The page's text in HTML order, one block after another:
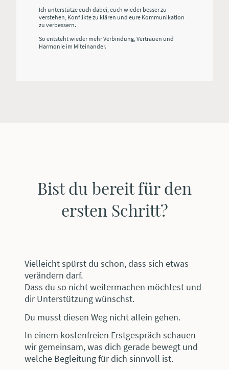
Ich unterstütze euch dabei, euch wieder besser zu
verstehen, Konflikte zu klären und eure Kommunikation
zu verbessern.
So entsteht wieder mehr Verbindung, Vertrauen und
Harmonie im Miteinander.
Bist du bereit für den
ersten Schritt?
Vielleicht spürst du schon, dass sich etwas
verändern darf.
Dass du so nicht weitermachen möchtest und
dir Unterstützung wünschst.
Du musst diesen Weg nicht allein gehen.
In einem kostenfreien Erstgespräch schauen
wir gemeinsam, was dich gerade bewegt und
welche Begleitung für dich sinnvoll ist.